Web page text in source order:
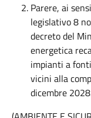
Parere, ai
legislativo 8
decreto del
energetica
impianti a
vicini alla
dicembre